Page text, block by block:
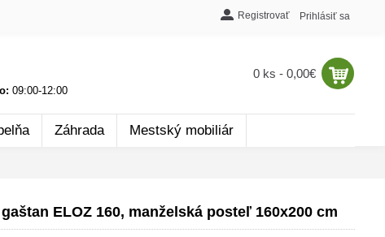
Registrovať Prihlásiť sa
09:00-12:00
0 ks - 0,00€
Záhrada Mestský mobiliár
ELOZ 160, manželská posteľ 160x200 cm